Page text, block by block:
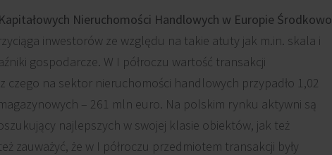
Nieruchomości Handlowych w Europie Środkowo
inwestorów ze względu na takie atuty jak m.in. skala i
gospodarcze. W I półroczu wartość transakcji
czego na sektor nieruchomości handlowych przypadło 1,02
– 261 mln euro. Na polskim rynku aktywni są
najlepszych w swojej klasie obiektów, jak też
że w I półroczu przedmiotem transakcji były